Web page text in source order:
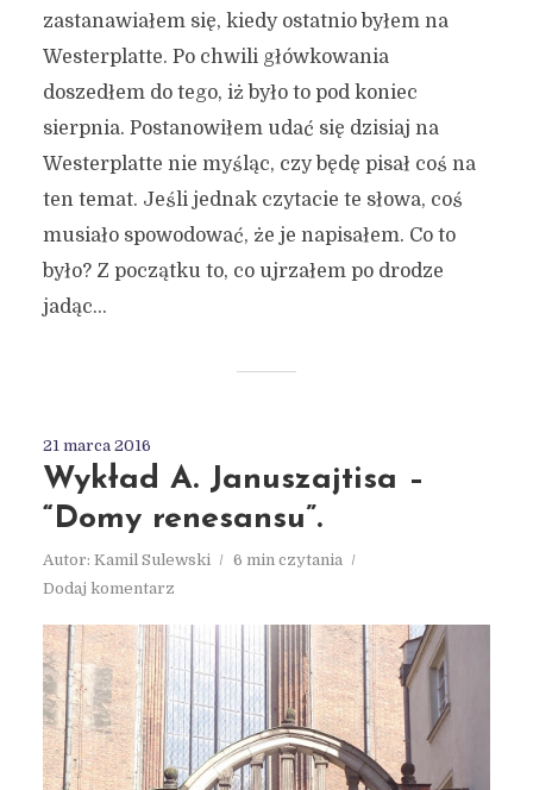
zastanawiałem się, kiedy ostatnio byłem na
Westerplatte. Po chwili główkowania
doszedłem do tego, iż było to pod koniec
sierpnia. Postanowiłem udać się dzisiaj na
Westerplatte nie myśląc, czy będę pisał coś na
ten temat. Jeśli jednak czytacie te słowa, coś
musiało spowodować, że je napisałem. Co to
było? Z początku to, co ujrzałem po drodze
jadąc...
21 marca 2016
Wykład A. Januszajtisa –
“Domy renesansu”.
Autor: Kamil Sulewski
6 min czytania
Dodaj komentarz